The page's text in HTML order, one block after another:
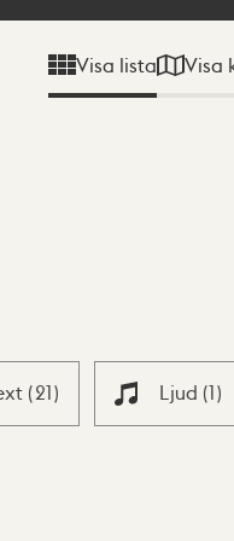
Visa lista Visa
(21) Ljud (1)